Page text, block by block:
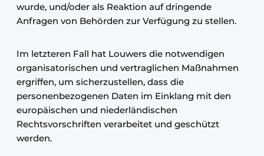
wurde, und/oder als Reaktion auf dringende
Anfragen von Behörden zur Verfügung zu stellen.
Im letzteren Fall hat Louwers die notwendigen
organisatorischen und vertraglichen Maßnahmen
ergriffen, um sicherzustellen, dass die
personenbezogenen Daten im Einklang mit den
europäischen und niederländischen
Rechtsvorschriften verarbeitet und geschützt
werden.